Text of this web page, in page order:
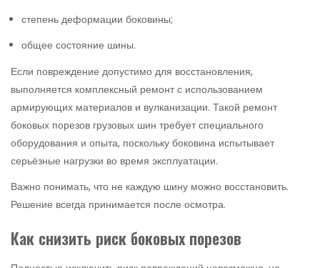
степень деформации боковины;
общее состояние шины.
Если повреждение допустимо для восстановления,
выполняется комплексный ремонт с использованием
армирующих материалов и вулканизации. Такой ремонт
боковых порезов грузовых шин требует специального
оборудования и опыта, поскольку боковина испытывает
серьёзные нагрузки во время эксплуатации.
Важно понимать, что не каждую шину можно восстановить.
Решение всегда принимается после осмотра.
Как снизить риск боковых порезов